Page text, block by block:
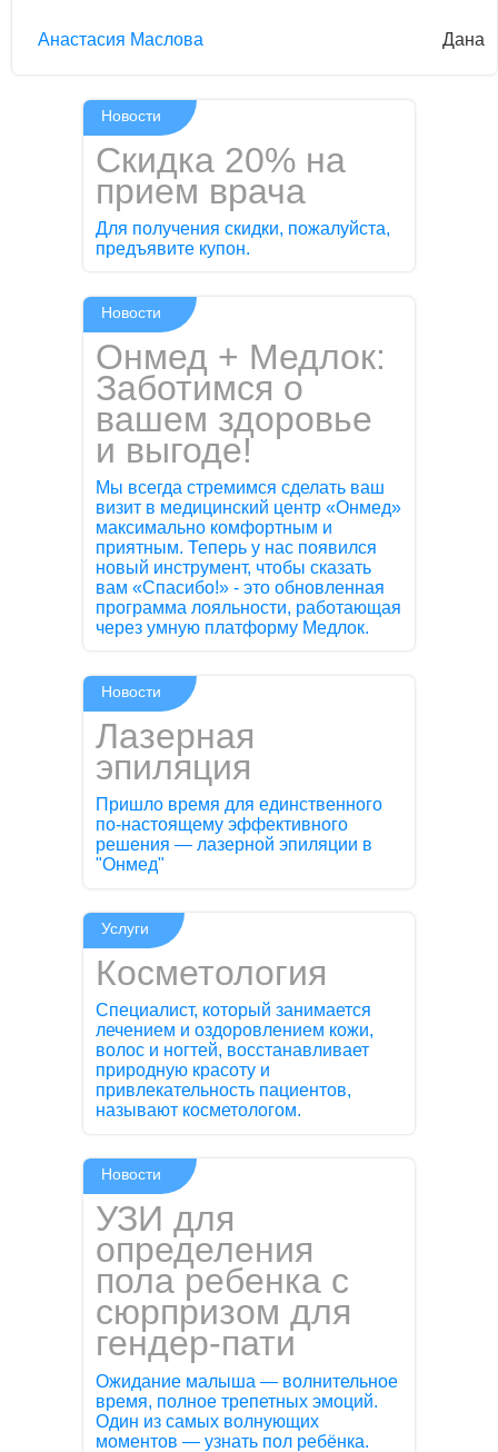
Aнaстaсия Маслова Дана
Скидка 20% на
прием врача
Для получения скидки, пожалуйста,
предъявите купон.
Новости
Онмед + Медлок:
Заботимся о
вашем здоровье
и выгоде!
Мы всегда стремимся сделать ваш
визит в медицинский центр «Онмед»
максимально комфортным и
приятным. Теперь у нас появился
новый инструмент, чтобы сказать
вам «Спасибо!» - это обновленная
программа лояльности, работающая
через умную платформу Медлок.
Новости
Лазерная
эпиляция
Пришло время для единственного
по-настоящему эффективного
решения — лазерной эпиляции в
"Онмед"
Новости
Косметология
Специалист, который занимается
лечением и оздоровлением кожи,
волос и ногтей, восстанавливает
природную красоту и
привлекательность пациентов,
называют косметологом.
Услуги
УЗИ для
определения
пола ребенка с
сюрпризом для
гендер-пати
Ожидание малыша — волнительное
время, полное трепетных эмоций.
Один из самых волнующих
моментов — узнать пол ребёнка.
Новости